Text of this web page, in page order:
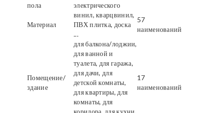
пола
электрического
Материал
винил, кварцвинил,
ПВХ плитка, доска
...
57
наименований
Помещение/
здание
для балкона/лоджии,
для ванной и
туалета, для гаража,
для дачи, для
детской комнаты,
для квартиры, для
комнаты, для
коридора, для кухни,
17
наименований